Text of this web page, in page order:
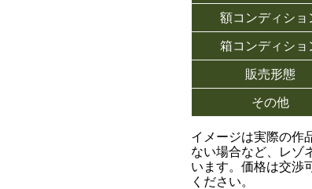
額コンディショ
箱コンディショ
販売形態
その他
イメージは実際の作
ない場合など、レゾ
います。価格は交渉
ください。